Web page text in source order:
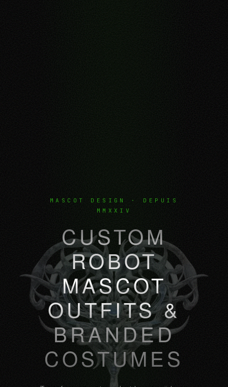
MASCOT DESIGN · DEPUIS
MMXXIV
CUSTOM
ROBOT
MASCOT
OUTFITS &
BRANDED
COSTUMES